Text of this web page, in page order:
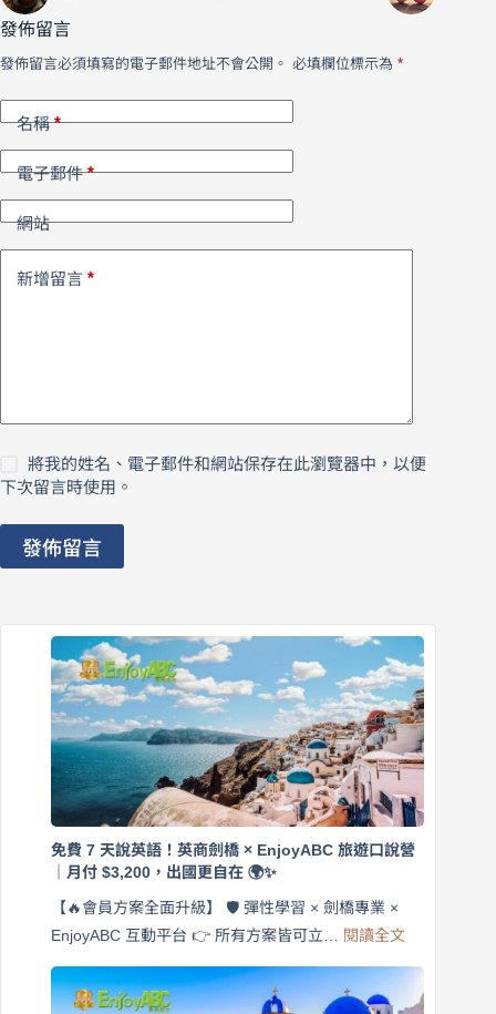
發佈留言
發佈留言必須填寫的電子郵件地址不會公開。 必填欄位標示為 *
名稱*
電子郵件*
網站
新增留言 *
將我的姓名、電子郵件和網站保存在此瀏覽器中，以便
下次留言時使用。
發佈留言
免費 7 天說英語！英商劍橋 × EnjoyABC 旅遊口說營
｜月付 $3,200，出國更自在 🌍✨
【🔥會員方案全面升級】 🛡️ 彈性學習 × 劍橋專業 ×
EnjoyABC 互動平台 👉 所有方案皆可立… 閱讀全文: